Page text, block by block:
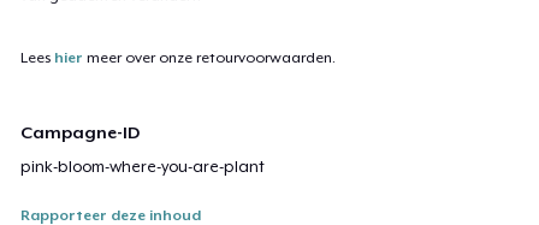
Lees hier meer over onze retourvoorwaarden.
Campagne-ID
pink-bloom-where-you-are-plant
Rapporteer deze inhoud